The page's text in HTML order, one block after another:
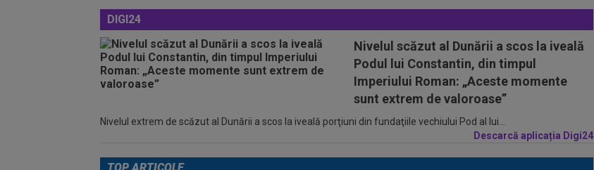
DIGI24
Nivelul scăzut al Dunării a scos la iveală
Podul lui Constantin, din timpul
Imperiului Roman: „Aceste momente
sunt extrem de valoroase”
Nivelul extrem de scăzut al Dunării a scos la iveală porţiuni din fundaţiile vechiului Pod al lui...
Descarcă aplicația Digi24